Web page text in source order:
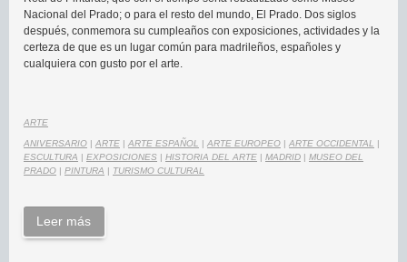
Nacional del Prado; o para el resto del mundo, El Prado. Dos siglos
después, conmemora su cumpleaños con exposiciones, actividades y la
certeza de que es un lugar común para madrileños, españoles y
cualquiera con gusto por el arte.
ARTE
ANIVERSARIO | ARTE | ARTE ESPAÑOL | ARTE EUROPEO | ARTE OCCIDENTAL |
ESCULTURA | EXPOSICIONES | HISTORIA DEL ARTE | MADRID | MUSEO DEL
PRADO | PINTURA | TURISMO CULTURAL
Leer más